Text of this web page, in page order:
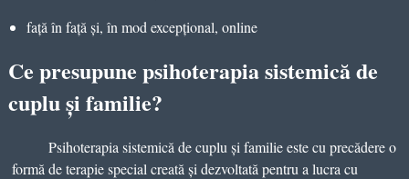
față în față și, în mod excepțional, online
Ce presupune psihoterapia sistemică de
cuplu și familie?
Psihoterapia sistemică de cuplu și familie este cu precădere o
formă de terapie special creată și dezvoltată pentru a lucra cu